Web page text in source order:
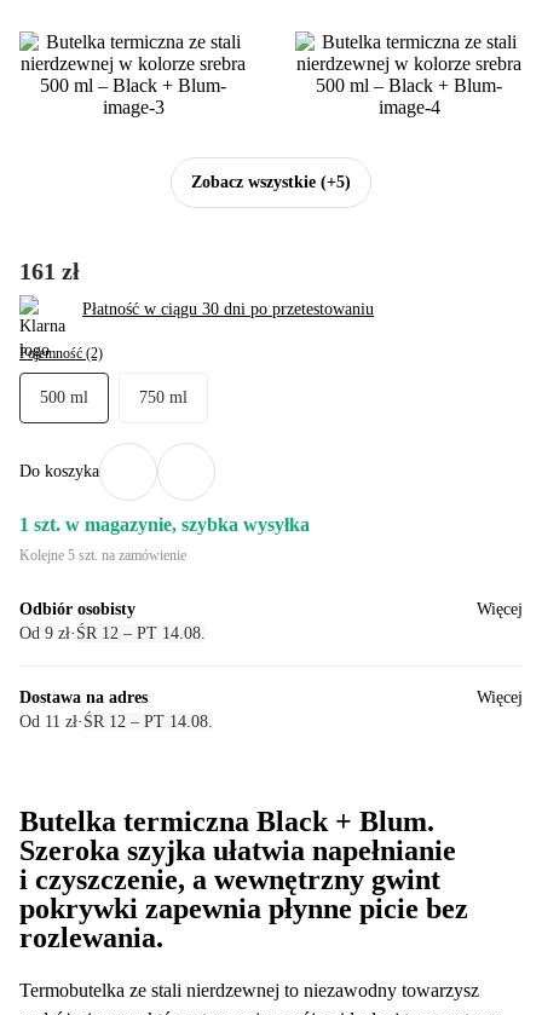
Zobacz wszystkie (+5)
161 zł
Płatność w ciągu 30 dni po przetestowaniu
Pojemność (2)
500 ml 750 ml
Do koszyka
1 szt. w magazynie, szybka wysyłka
Kolejne 5 szt. na zamówienie
Odbiór osobisty
Od 9 zł· ŚR 12 – PT 14.08.
Więcej
Dostawa na adres
Od 11 zł· ŚR 12 – PT 14.08.
Więcej
Butelka termiczna Black + Blum.
Szeroka szyjka ułatwia napełnianie
i czyszczenie, a wewnętrzny gwint
pokrywki zapewnia płynne picie bez
rozlewania.
Termobutelka ze stali nierdzewnej to niezawodny towarzysz